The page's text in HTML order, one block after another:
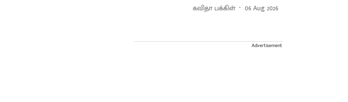
கவிதா பக்கிள் 06 Aug 2026
Advertisement